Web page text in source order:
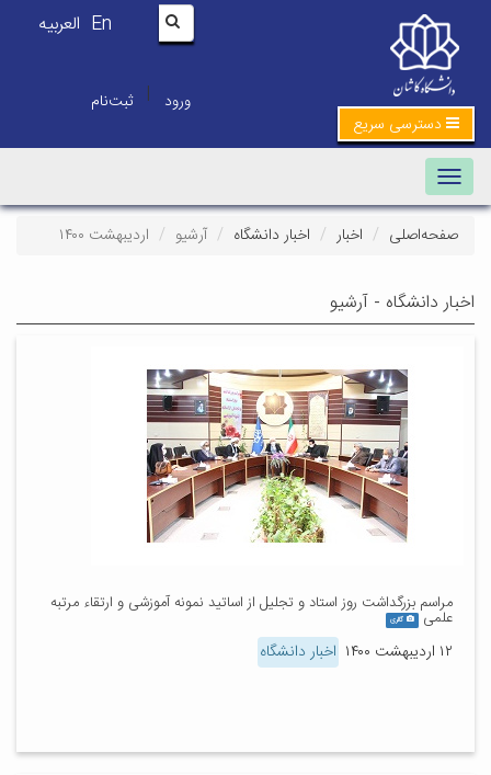
En العربیه
ورود | ثبت‌نام
دسترسی سریع
Toggle navigation
صفحه‌اصلی اخبار اخبار دانشگاه آرشیو اردیبهشت ۱۴۰۰
اخبار دانشگاه - آرشیو
مراسم بزرگداشت روز استاد و تجلیل از اساتید نمونه آموزشی و ارتقاء مرتبه
علمی گالری
۱۲ اردیبهشت ۱۴۰۰ اخبار دانشگاه